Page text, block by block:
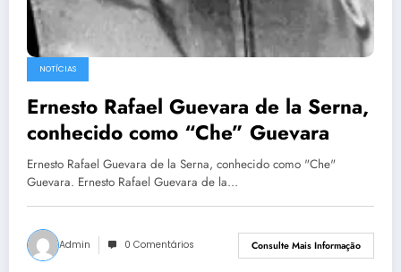
NOTÍCIAS
Ernesto Rafael Guevara de la Serna,
conhecido como “Che” Guevara
Ernesto Rafael Guevara de la Serna, conhecido como "Che"
Guevara. Ernesto Rafael Guevara de la…
Admin 0 Comentários Consulte Mais Informação